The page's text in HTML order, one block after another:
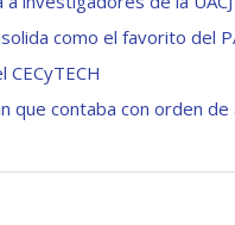
como el favorito del
contaba con orden